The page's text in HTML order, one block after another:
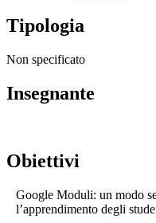
Tipologia
Non specificato
Insegnante
Obiettivi
Google Moduli: un modo
l’apprendimento degli